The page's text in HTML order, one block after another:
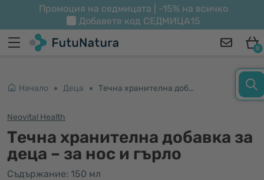
Промоция на седмицата | -15% на всичко
Добавете код СЕДМИЦА15
0
Начало Деца Tечна хранителна добавка за деца – за нос и гърло
Neovital Health
Tечна хранителна добавка за
деца – за нос и гърло
Съдържание: 150 мл